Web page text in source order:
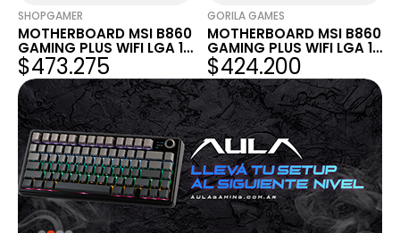
SHOPGAMER
MOTHERBOARD MSI B860
GAMING PLUS WIFI LGA 18
51 DDR5
$473.275
GORILA GAMES
MOTHERBOARD MSI B860
GAMING PLUS WIFI LGA 18
51 DDR5
$424.200